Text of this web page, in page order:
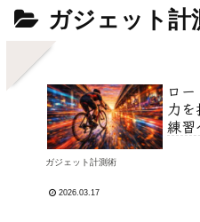
ガジェット計
ガジェット計測術
ロ
力
練習
2026.03.17